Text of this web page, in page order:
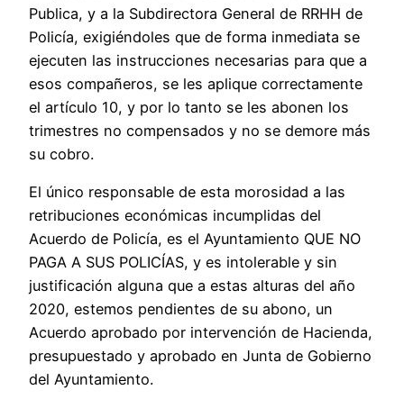
Publica, y a la Subdirectora General de RRHH de
Policía, exigiéndoles que de forma inmediata se
ejecuten las instrucciones necesarias para que a
esos compañeros, se les aplique correctamente
el artículo 10, y por lo tanto se les abonen los
trimestres no compensados y no se demore más
su cobro.
El único responsable de esta morosidad a las
retribuciones económicas incumplidas del
Acuerdo de Policía, es el Ayuntamiento QUE NO
PAGA A SUS POLICÍAS, y es intolerable y sin
justificación alguna que a estas alturas del año
2020, estemos pendientes de su abono, un
Acuerdo aprobado por intervención de Hacienda,
presupuestado y aprobado en Junta de Gobierno
del Ayuntamiento.